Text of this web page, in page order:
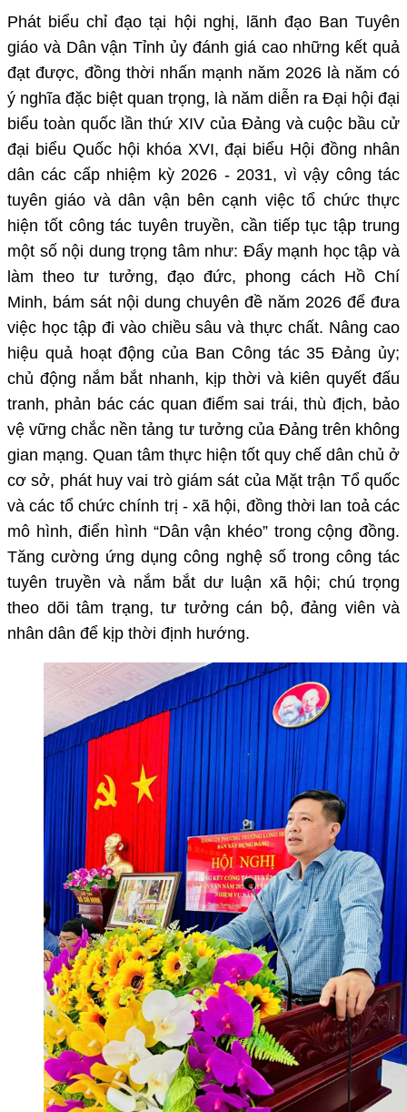
Phát biểu chỉ đạo tại hội nghị, lãnh đạo Ban Tuyên
giáo và Dân vận Tỉnh ủy đánh giá cao những kết quả
đạt được, đồng thời nhấn mạnh năm 2026 là năm có
ý nghĩa đặc biệt quan trọng, là năm diễn ra Đại hội đại
biểu toàn quốc lần thứ XIV của Đảng và cuộc bầu cử
đại biểu Quốc hội khóa XVI, đại biểu Hội đồng nhân
dân các cấp nhiệm kỳ 2026 - 2031, vì vậy công tác
tuyên giáo và dân vận bên cạnh việc tổ chức thực
hiện tốt công tác tuyên truyền, cần tiếp tục tập trung
một số nội dung trọng tâm như: Đẩy mạnh học tập và
làm theo tư tưởng, đạo đức, phong cách Hồ Chí
Minh, bám sát nội dung chuyên đề năm 2026 để đưa
việc học tập đi vào chiều sâu và thực chất. Nâng cao
hiệu quả hoạt động của Ban Công tác 35 Đảng ủy;
chủ động nắm bắt nhanh, kịp thời và kiên quyết đấu
tranh, phản bác các quan điểm sai trái, thù địch, bảo
vệ vững chắc nền tảng tư tưởng của Đảng trên không
gian mạng. Quan tâm thực hiện tốt quy chế dân chủ ở
cơ sở, phát huy vai trò giám sát của Mặt trận Tổ quốc
và các tổ chức chính trị - xã hội, đồng thời lan toả các
mô hình, điển hình “Dân vận khéo” trong cộng đồng.
Tăng cường ứng dụng công nghệ số trong công tác
tuyên truyền và nắm bắt dư luận xã hội; chú trọng
theo dõi tâm trạng, tư tưởng cán bộ, đảng viên và
nhân dân để kịp thời định hướng.